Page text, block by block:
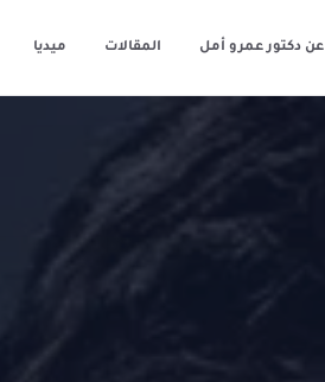
عن دكتور عمرو أمل المقالات ميديا